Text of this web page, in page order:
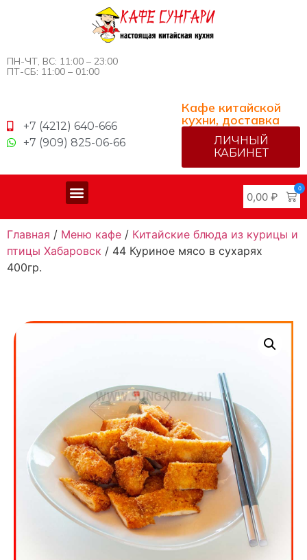
ПН-ЧТ, ВС: 11:00 – 23:00
ПТ-СБ: 11:00 – 01:00
+7 (4212) 640-666
+7 (909) 825-06-66
Кафе китайской
кухни, доставка
ЛИЧНЫЙ
КАБИНЕТ
0,00 ₽
0
Главная / Меню кафе / Китайские блюда из курицы и
птицы Хабаровск / 44 Куриное мясо в сухарях
400гр.